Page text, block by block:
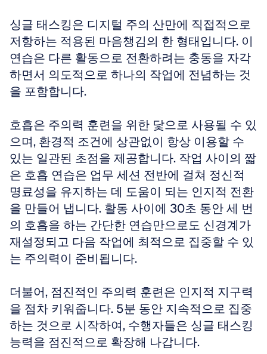
싱글 태스킹은 디지털 주의 산만에 직접적으로
저항하는 적용된 마음챙김의 한 형태입니다. 이
연습은 다른 활동으로 전환하려는 충동을 자각
하면서 의도적으로 하나의 작업에 전념하는 것
을 포함합니다.
호흡은 주의력 훈련을 위한 닻으로 사용될 수 있
으며, 환경적 조건에 상관없이 항상 이용할 수
있는 일관된 초점을 제공합니다. 작업 사이의 짧
은 호흡 연습은 업무 세션 전반에 걸쳐 정신적
명료성을 유지하는 데 도움이 되는 인지적 전환
을 만들어 냅니다. 활동 사이에 30초 동안 세 번
의 호흡을 하는 간단한 연습만으로도 신경계가
재설정되고 다음 작업에 최적으로 집중할 수 있
는 주의력이 준비됩니다.
더불어, 점진적인 주의력 훈련은 인지적 지구력
을 점차 키워줍니다. 5분 동안 지속적으로 집중
하는 것으로 시작하여, 수행자들은 싱글 태스킹
능력을 점진적으로 확장해 나갑니다.